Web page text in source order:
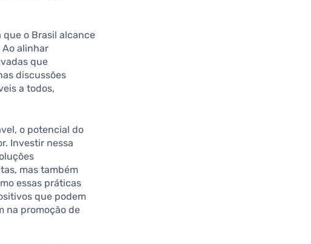
o Brasil alcance
Ao alinhar
que
discussões
a todos,
o potencial do
Investir nessa
mas também
essas práticas
que podem
na promoção de